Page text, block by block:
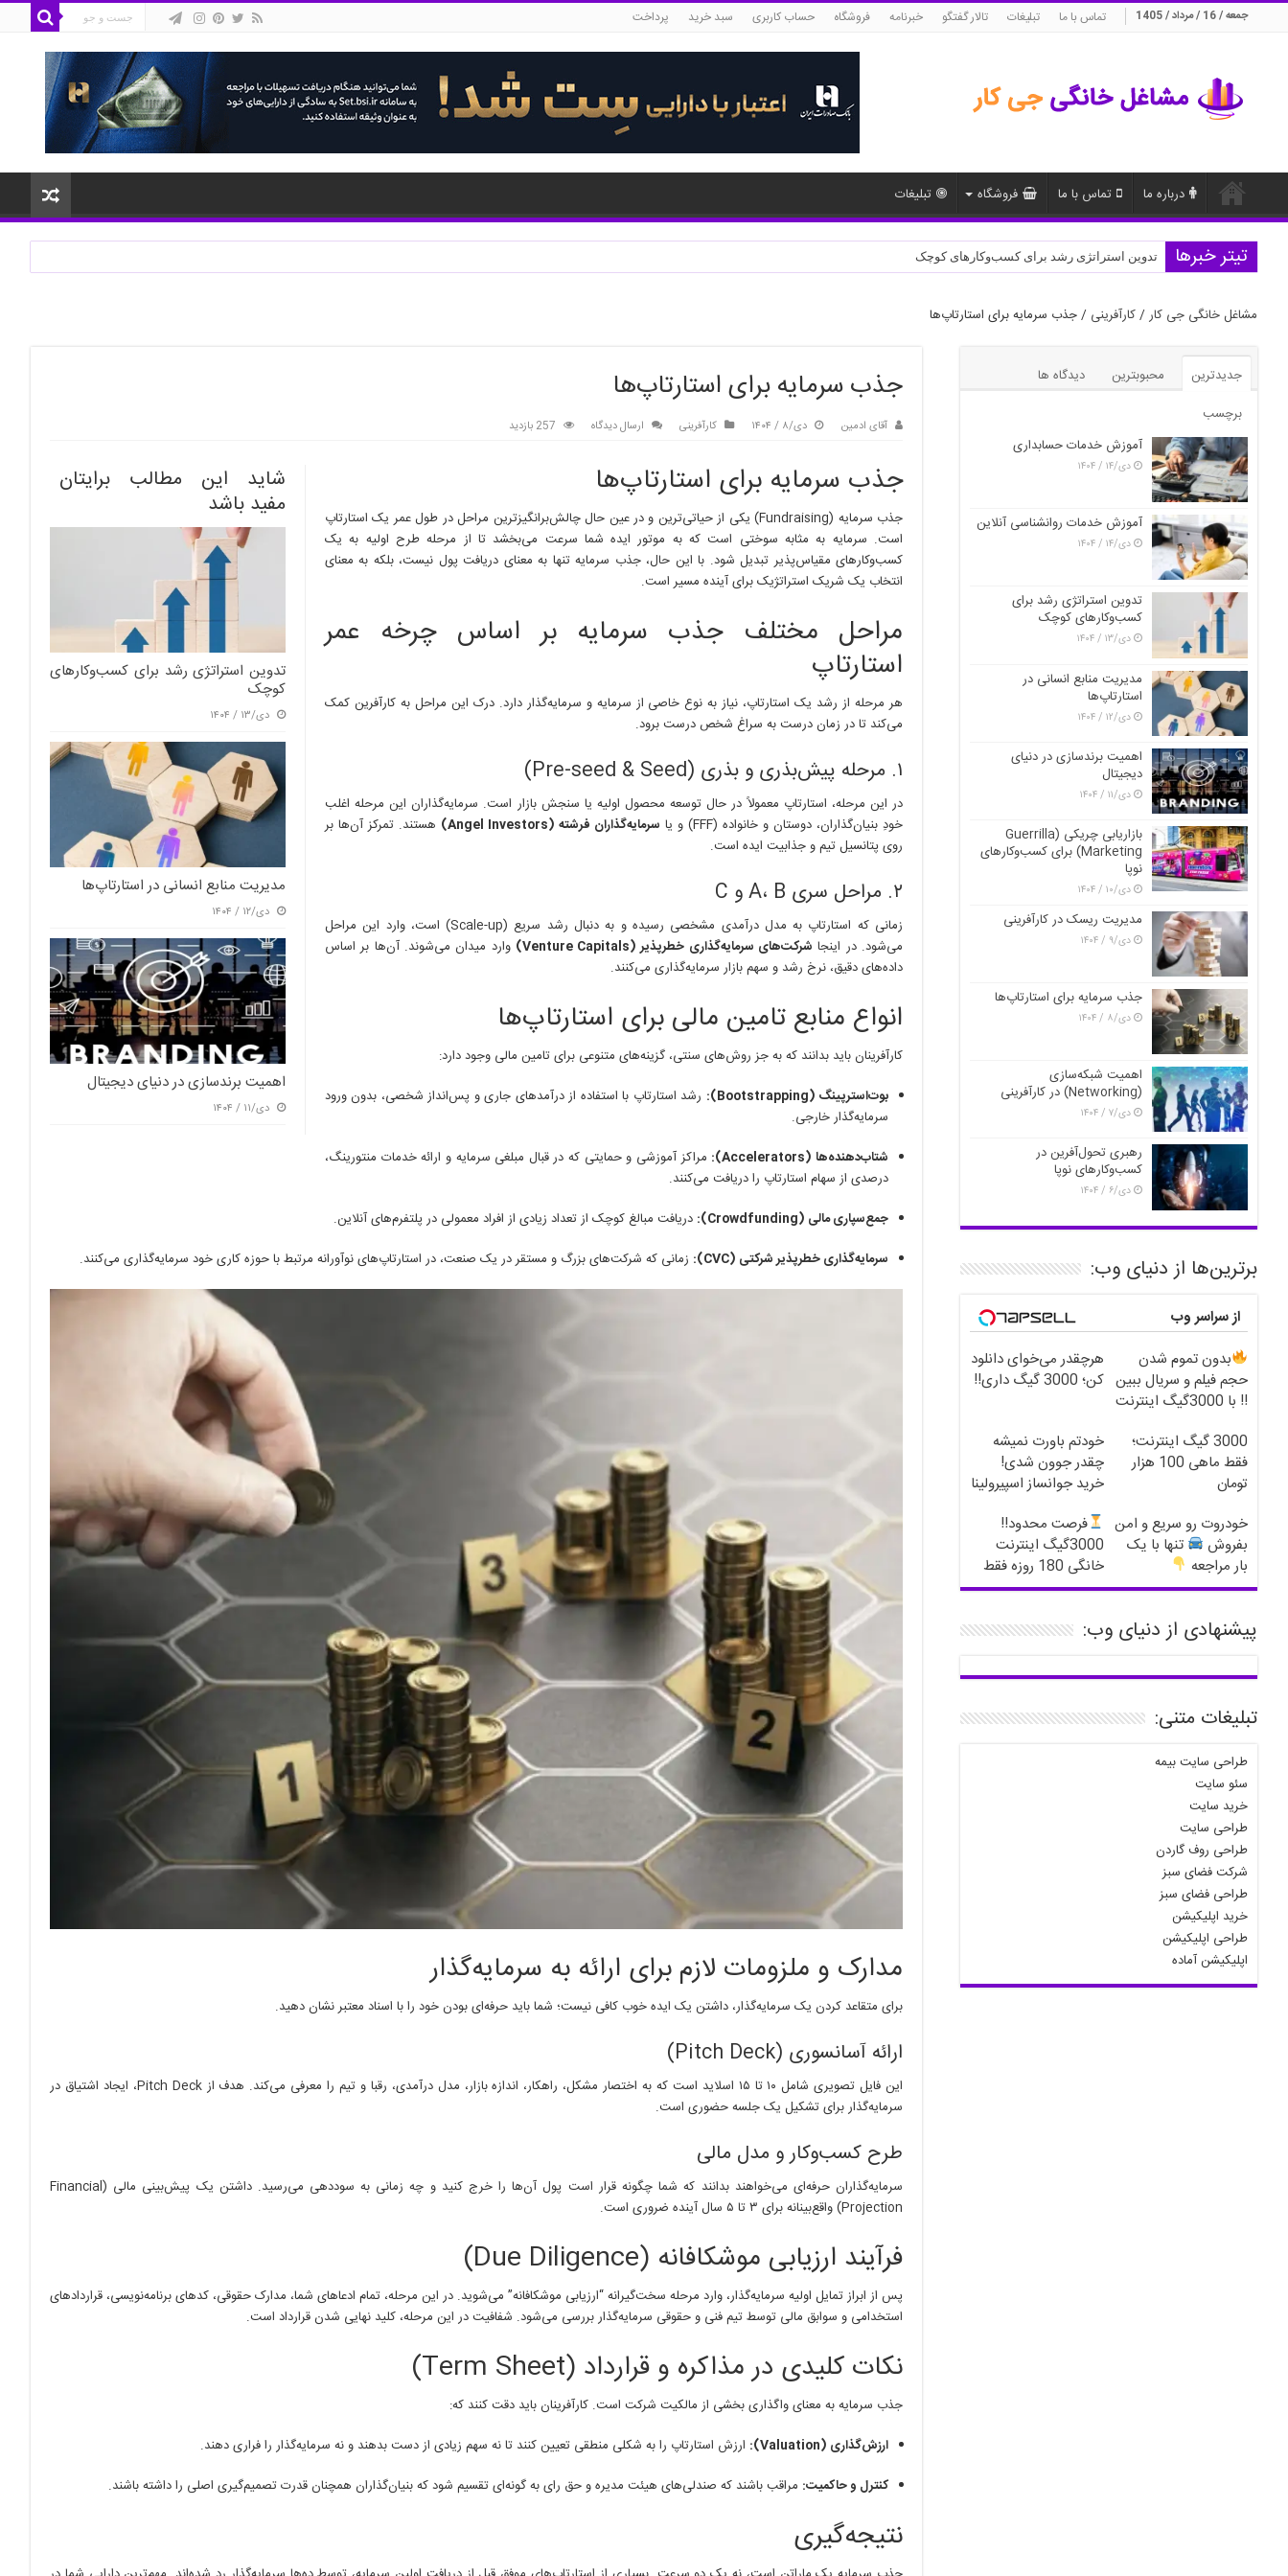
جمعه / 16 / مرداد / 1405 تماس با ما تبلیغات تالار گفتگو خبرنامه فروشگاه حساب کاربری سبد خرید پرداخت
درباره ما تماس با ما فروشگاه تبلیغات
تیتر خبرها مدیریت منابع انسانی در استارتاپ‌ها
مشاغل خانگی جی کار/کارآفرینی /جذب سرمایه برای استارتاپ‌ها
جذب سرمایه برای استارتاپ‌ها
آقای ادمین دی/۸ / ۱۴۰۴ کارآفرینی ارسال دیدگاه 257 بازدید
شاید این مطالب برایتان
مفید باشد
تدوین استراتژی رشد برای کسب‌وکارهای
کوچک
دی/۱۳ / ۱۴۰۴
مدیریت منابع انسانی در استارتاپ‌ها
دی/۱۲ / ۱۴۰۴
اهمیت برندسازی در دنیای دیجیتال
دی/۱۱ / ۱۴۰۴
جذب سرمایه برای استارتاپ‌ها
جذب سرمایه (Fundraising) یکی از حیاتی‌ترین و در عین حال چالش‌برانگیزترین مراحل در طول عمر یک استارتاپ
است. سرمایه به مثابه سوختی است که به موتور ایده شما سرعت می‌بخشد تا از مرحله طرح اولیه به یک
کسب‌وکارهای مقیاس‌پذیر تبدیل شود. با این حال، جذب سرمایه تنها به معنای دریافت پول نیست، بلکه به معنای
انتخاب یک شریک استراتژیک برای آینده مسیر است.
مراحل مختلف جذب سرمایه بر اساس چرخه عمر
استارتاپ
هر مرحله از رشد یک استارتاپ، نیاز به نوع خاصی از سرمایه و سرمایه‌گذار دارد. درک این مراحل به کارآفرین کمک
می‌کند تا در زمان درست به سراغ شخص درست برود.
۱. مرحله پیش‌بذری و بذری (Pre-seed & Seed)
در این مرحله، استارتاپ معمولاً در حال توسعه محصول اولیه یا سنجش بازار است. سرمایه‌گذاران این مرحله اغلب
خودِ بنیان‌گذاران، دوستان و خانواده (FFF) و یا
سرمایه‌گذاران فرشته (Angel Investors)
هستند. تمرکز آن‌ها بر
روی پتانسیل تیم و جذابیت ایده است.
۲. مراحل سری A، B و C
زمانی که استارتاپ به مدل درآمدی مشخصی رسیده و به دنبال رشد سریع (Scale-up) است، وارد این مراحل
می‌شود. در اینجا شرکت‌های سرمایه‌گذاری خطرپذیر (Venture Capitals)
وارد میدان می‌شوند. آن‌ها بر اساس
داده‌های دقیق، نرخ رشد و سهم بازار سرمایه‌گذاری می‌کنند.
انواع منابع تامین مالی برای استارتاپ‌ها
کارآفرینان باید بدانند که به جز روش‌های سنتی، گزینه‌های متنوعی برای تامین مالی وجود دارد:
بوت‌استرپینگ (Bootstrapping):
رشد استارتاپ با استفاده از درآمدهای جاری و پس‌انداز شخصی، بدون ورود
سرمایه‌گذار خارجی.
شتاب‌دهنده‌ها (Accelerators):
مراکز آموزشی و حمایتی که در قبال مبلغی سرمایه و ارائه خدمات منتورینگ،
درصدی از سهام استارتاپ را دریافت می‌کنند.
جمع‌سپاری مالی (Crowdfunding):
دریافت مبالغ کوچک از تعداد زیادی از افراد معمولی در پلتفرم‌های آنلاین.
سرمایه‌گذاری خطرپذیر شرکتی (CVC):
زمانی که شرکت‌های بزرگ و مستقر در یک صنعت، در استارتاپ‌های نوآورانه مرتبط با حوزه کاری خود سرمایه‌گذاری می‌کنند.
مدارک و ملزومات لازم برای ارائه به سرمایه‌گذار
برای متقاعد کردن یک سرمایه‌گذار، داشتن یک ایده خوب کافی نیست؛ شما باید حرفه‌ای بودن خود را با اسناد معتبر نشان دهید.
ارائه آسانسوری (Pitch Deck)
این فایل تصویری شامل ۱۰ تا ۱۵ اسلاید است که به اختصار مشکل، راهکار، اندازه بازار، مدل درآمدی، رقبا و تیم را معرفی می‌کند. هدف از Pitch Deck، ایجاد اشتیاق در
سرمایه‌گذار برای تشکیل یک جلسه حضوری است.
طرح کسب‌وکار و مدل مالی
سرمایه‌گذاران حرفه‌ای می‌خواهند بدانند که شما چگونه قرار است پول آن‌ها را خرج کنید و چه زمانی به سوددهی می‌رسید. داشتن یک پیش‌بینی مالی (Financial
Projection) واقع‌بینانه برای ۳ تا ۵ سال آینده ضروری است.
فرآیند ارزیابی موشکافانه (Due Diligence)
پس از ابراز تمایل اولیه سرمایه‌گذار، وارد مرحله سخت‌گیرانه “ارزیابی موشکافانه” می‌شوید. در این مرحله، تمام ادعاهای شما، مدارک حقوقی، کدهای برنامه‌نویسی، قراردادهای
استخدامی و سوابق مالی توسط تیم فنی و حقوقی سرمایه‌گذار بررسی می‌شود. شفافیت در این مرحله، کلید نهایی شدن قرارداد است.
نکات کلیدی در مذاکره و قرارداد (Term Sheet)
جذب سرمایه به معنای واگذاری بخشی از مالکیت شرکت است. کارآفرینان باید دقت کنند که:
ارزش‌گذاری (Valuation):
ارزش استارتاپ را به شکلی منطقی تعیین کنند تا نه سهم زیادی از دست بدهند و نه سرمایه‌گذار را فراری دهند.
کنترل و حاکمیت: مراقب باشند که صندلی‌های هیئت مدیره و حق رای به گونه‌ای تقسیم شود که بنیان‌گذاران همچنان قدرت تصمیم‌گیری اصلی را داشته باشند.
نتیجه‌گیری
جدیدترین محبوبترین
دیدگاه ها
برچسب
آموزش خدمات حسابداری
دی/۱۴ / ۱۴۰۴
آموزش خدمات روانشناسی آنلاین
دی/۱۴ / ۱۴۰۴
تدوین استراتژی رشد برای
کسب‌وکارهای کوچک
دی/۱۳ / ۱۴۰۴
مدیریت منابع انسانی در
استارتاپ‌ها
دی/۱۲ / ۱۴۰۴
اهمیت برندسازی در دنیای
دیجیتال
دی/۱۱ / ۱۴۰۴
بازاریابی چریکی (Guerrilla
Marketing) برای کسب‌وکارهای
نوپا
دی/۱۰ / ۱۴۰۴
مدیریت ریسک در کارآفرینی
دی/۹ / ۱۴۰۴
جذب سرمایه برای استارتاپ‌ها
دی/۸ / ۱۴۰۴
اهمیت شبکه‌سازی
(Networking) در کارآفرینی
دی/۷ / ۱۴۰۴
رهبری تحول‌آفرین در
کسب‌وکارهای نوپا
دی/۶ / ۱۴۰۴
برترین‌ها از دنیای وب:
از سراسر وب
بدون تموم شدن
حجم فیلم و سریال ببین
!! با 3000گیگ اینترنت
هرچقدر می‌خوای دانلود
کن؛ 3000 گیگ داری!!
3000 گیگ اینترنت؛
فقط ماهی 100 هزار
تومان
خودتم باورت نمیشه
چقدر جوون شدی!
خرید جوانساز اسپیرولینا
خودروت رو سریع و امن
بفروش
تنها با یک
بار مراجعه
فرصت محدود!!
3000گیگ اینترنت
خانگی 180 روزه فقط
600 هزارتومان!!
پیشنهادی از دنیای وب:
تبلیغات متنی:
طراحی سایت بیمه
سئو سایت
خرید سایت
طراحی سایت
طراحی روف گاردن
شرکت فضای سبز
طراحی فضای سبز
خرید اپلیکیشن
طراحی اپلیکیشن
اپلیکیشن آماده